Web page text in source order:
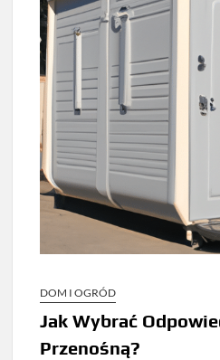
DOM I OGRÓD
Jak Wybrać
Przenośną?